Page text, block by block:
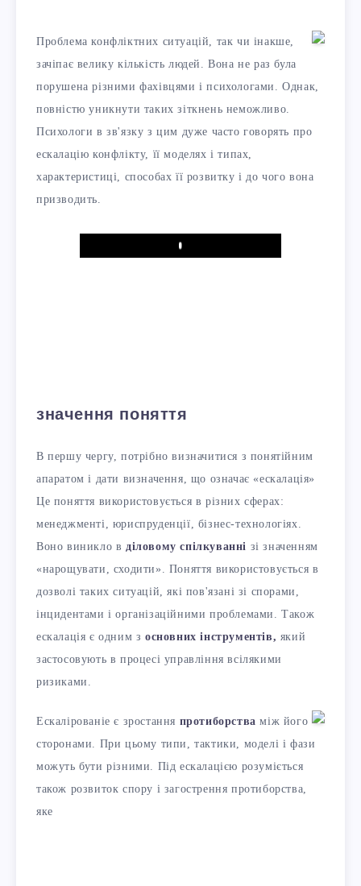
Проблема конфліктних ситуацій, так чи інакше,
зачіпає велику кількість людей. Вона не раз була
порушена різними фахівцями і психологами. Однак,
повністю уникнути таких зіткнень неможливо.
Психологи в зв'язку з цим дуже часто говорять про
ескалацію конфлікту, її моделях і типах,
характеристиці, способах її розвитку і до чого вона
призводить.
Play
значення поняття
В першу чергу, потрібно визначитися з понятійним
апаратом і дати визначення, що означає «ескалація»
Це поняття використовується в різних сферах:
менеджменті, юриспруденції, бізнес-технологіях.
Воно виникло в діловому спілкуванні зі значенням
«нарощувати, сходити». Поняття використовується в
дозволі таких ситуацій, які пов'язані зі спорами,
інцидентами і організаційними проблемами. Також
ескалація є одним з основних інструментів, який
застосовують в процесі управління всілякими
ризиками.
Ескалірованіе є зростання протиборства між його
сторонами. При цьому типи, тактики, моделі і фази
можуть бути різними. Під ескалацією розуміється
також розвиток спору і загострення протиборства,
яке